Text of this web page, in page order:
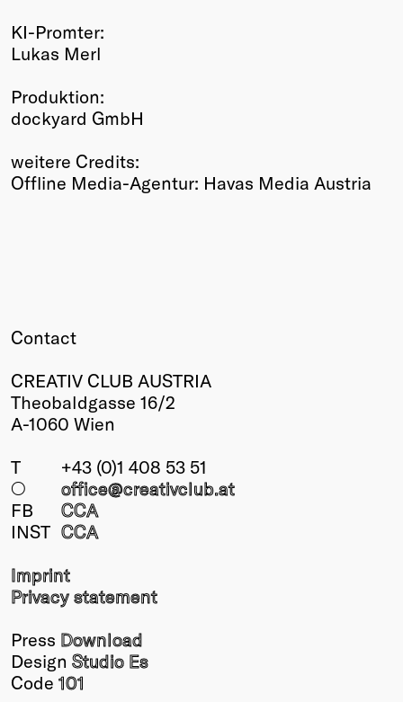
KI-Promter:
Lukas Merl
Produktion:
dockyard GmbH
weitere Credits:
Offline Media-Agentur: Havas Media Austria
Contact
CREATIV CLUB AUSTRIA
Theobaldgasse 16/2
A-1060 Wien
T
+43 (0)1 408 53 51
○
office@creativclub.at
FB
CCA
INST CCA
Imprint
Privacy statement
Press Download
Design Studio Es
Code 101